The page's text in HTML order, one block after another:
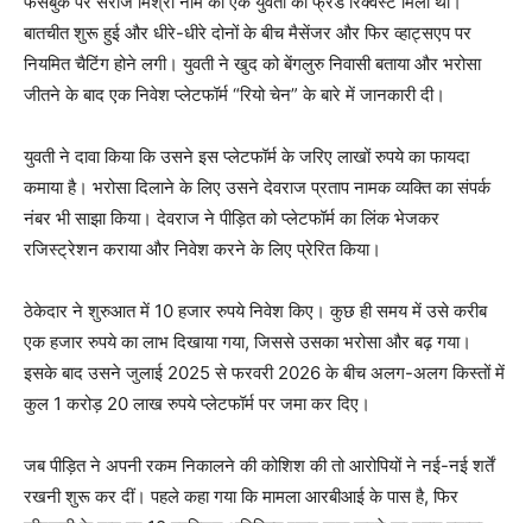
बातचीत शुरू हुई और धीरे-धीरे दोनों के बीच मैसेंजर और फिर व्हाट्सएप पर
नियमित चैटिंग होने लगी। युवती ने खुद को बेंगलुरु निवासी बताया और भरोसा
जीतने के बाद एक निवेश प्लेटफॉर्म “रियो चेन” के बारे में जानकारी दी।
युवती ने दावा किया कि उसने इस प्लेटफॉर्म के जरिए लाखों रुपये का फायदा
कमाया है। भरोसा दिलाने के लिए उसने देवराज प्रताप नामक व्यक्ति का संपर्क
नंबर भी साझा किया। देवराज ने पीड़ित को प्लेटफॉर्म का लिंक भेजकर
रजिस्ट्रेशन कराया और निवेश करने के लिए प्रेरित किया।
ठेकेदार ने शुरुआत में 10 हजार रुपये निवेश किए। कुछ ही समय में उसे करीब
एक हजार रुपये का लाभ दिखाया गया, जिससे उसका भरोसा और बढ़ गया।
इसके बाद उसने जुलाई 2025 से फरवरी 2026 के बीच अलग-अलग किस्तों में
कुल 1 करोड़ 20 लाख रुपये प्लेटफॉर्म पर जमा कर दिए।
जब पीड़ित ने अपनी रकम निकालने की कोशिश की तो आरोपियों ने नई-नई शर्तें
रखनी शुरू कर दीं। पहले कहा गया कि मामला आरबीआई के पास है, फिर